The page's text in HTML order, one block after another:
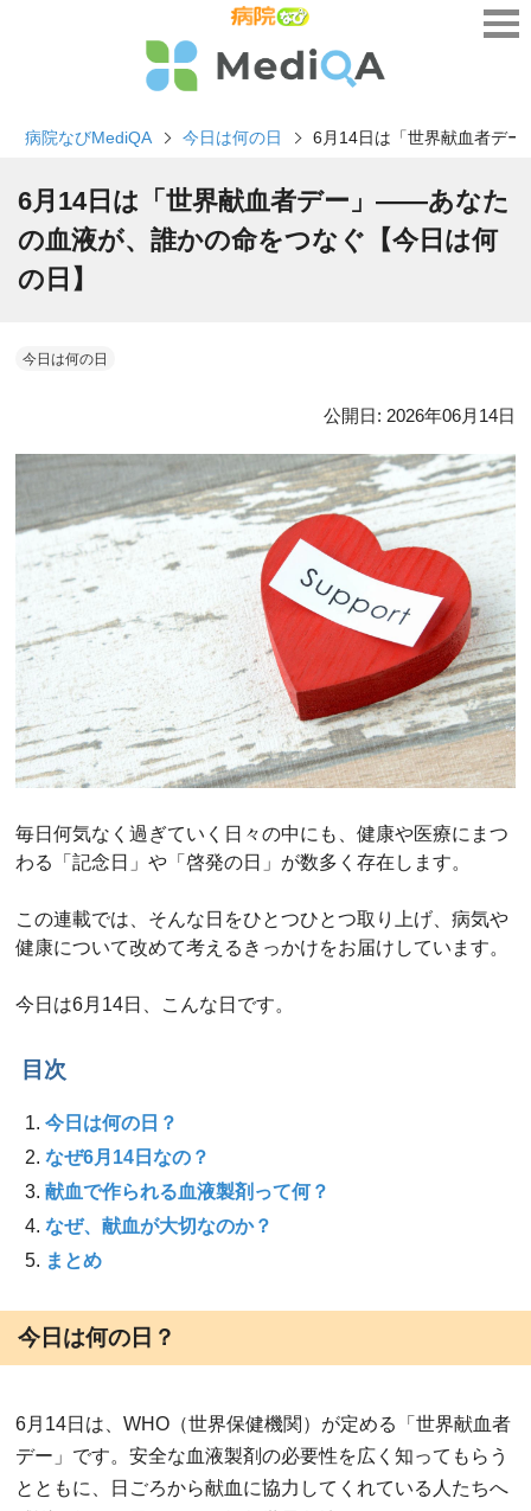
病院なびMediQA 今日は何の日 6月14日は「世界献血者デ
6月14日は「世界献血者デー」――あなた
の血液が、誰かの命をつなぐ【今日は何
の日】
今日は何の日
公開日: 2026年06月14日
毎日何気なく過ぎていく日々の中にも、健康や医療にまつ
わる「記念日」や「啓発の日」が数多く存在します。
この連載では、そんな日をひとつひとつ取り上げ、病気や
健康について改めて考えるきっかけをお届けしています。
今日は6月14日、こんな日です。
目次
今日は何の日？
なぜ6月14日なの？
献血で作られる血液製剤って何？
なぜ、献血が大切なのか？
まとめ
今日は何の日？
6月14日は、WHO（世界保健機関）が定める「世界献血者
デー」です。安全な血液製剤の必要性を広く知ってもらう
とともに、日ごろから献血に協力してくれている人たちへ